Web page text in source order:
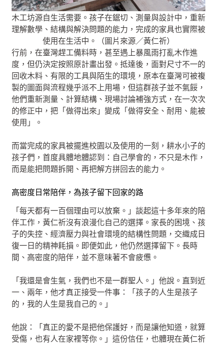
木工坊源自生活需要。孩子在鋸切、測量與設計中，重新
理解數學、結構與解決問題的能力，完成的家具也實際被
使用在生活中。（圖片來源／黃仁祈）
行前，在臺灣趕工備料時，甚至遇上暴風雨打亂木作進
度，但仍決定按照原計畫出發。抵達後，面對尺寸不一的
回收木料、有限的工具與陌生的環境，原本在臺灣可被複
製的圖面與流程幾乎派不上用場，但這群孩子並不氣餒，
他們重新測量、計算結構、現場討論補強方式，在一次次
的修正中，把「做得出來」變成「做得安全、耐用、能被
使用」。
而當完成的家具被擺進校園以及使用的一刻，耕水小子的
孩子們，首度具體地體認到：自己學會的，不只是木作，
而是能把問題拆開、再把解方拼回去的能力。
高密度日常陪伴，為孩子留下回家的路
「每天都有一百個理由可以放棄。」談起這十多年來的陪
伴工作，黃仁祈沒有浪漫化自己的選擇。家長的困境、孩
子的失控、經濟壓力與社會環境的結構性問題，交織成日
復一日的精神耗損。即便如此，他仍然選擇留下。長時
間、高密度的陪伴，並不意味著不會疲憊。
「我還是會生氣，我們也不是一群聖人。」他說。直到近
一、兩年，他才真正接受一件事：「孩子的人生是孩子
的，我的人生是我自己的。」
他說：「真正的愛不是把他保護好，而是讓他知道，就算
受傷，也有人在家裡等你。」這份信任，也體現在黃仁祈